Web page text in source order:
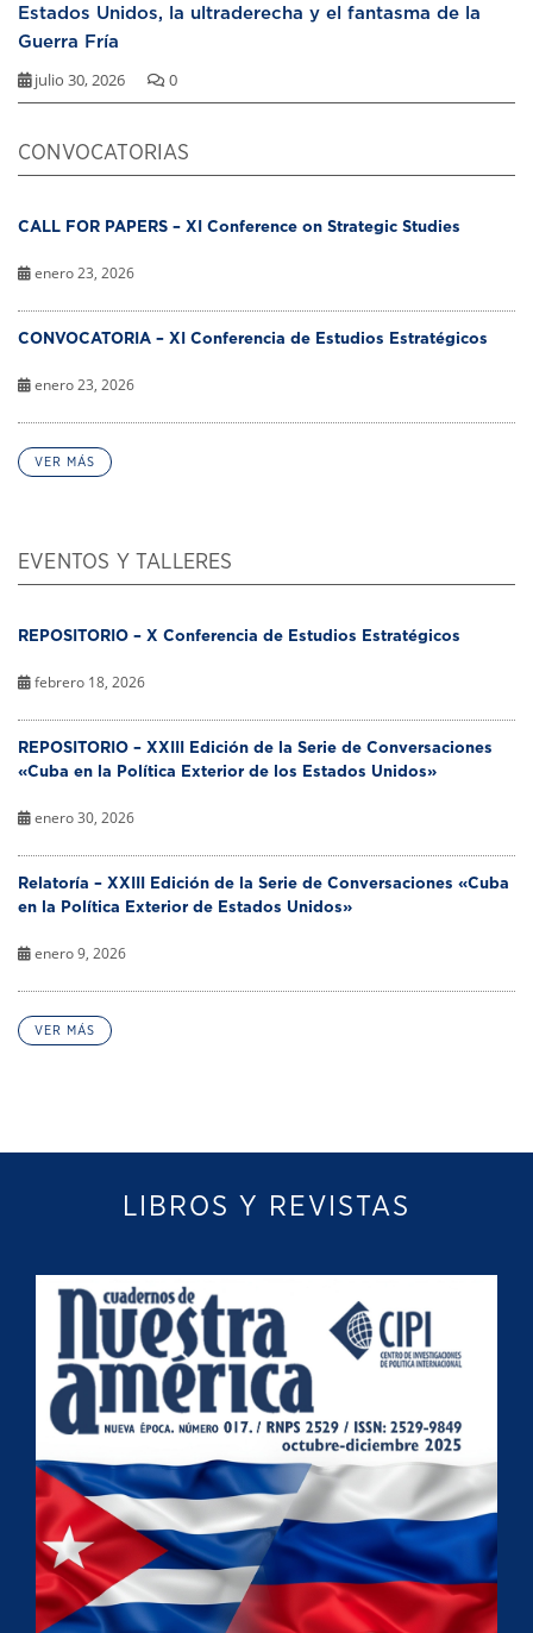
Estados Unidos, la ultraderecha y el fantasma de la
Guerra Fría
julio 30, 2026 0
CONVOCATORIAS
CALL FOR PAPERS – XI Conference on Strategic Studies
enero 23, 2026
CONVOCATORIA – XI Conferencia de Estudios Estratégicos
enero 23, 2026
VER MÁS
EVENTOS Y TALLERES
REPOSITORIO – X Conferencia de Estudios Estratégicos
febrero 18, 2026
REPOSITORIO – XXIII Edición de la Serie de Conversaciones
«Cuba en la Política Exterior de los Estados Unidos»
enero 30, 2026
Relatoría – XXIII Edición de la Serie de Conversaciones «Cuba
en la Política Exterior de Estados Unidos»
enero 9, 2026
VER MÁS
LIBROS Y REVISTAS